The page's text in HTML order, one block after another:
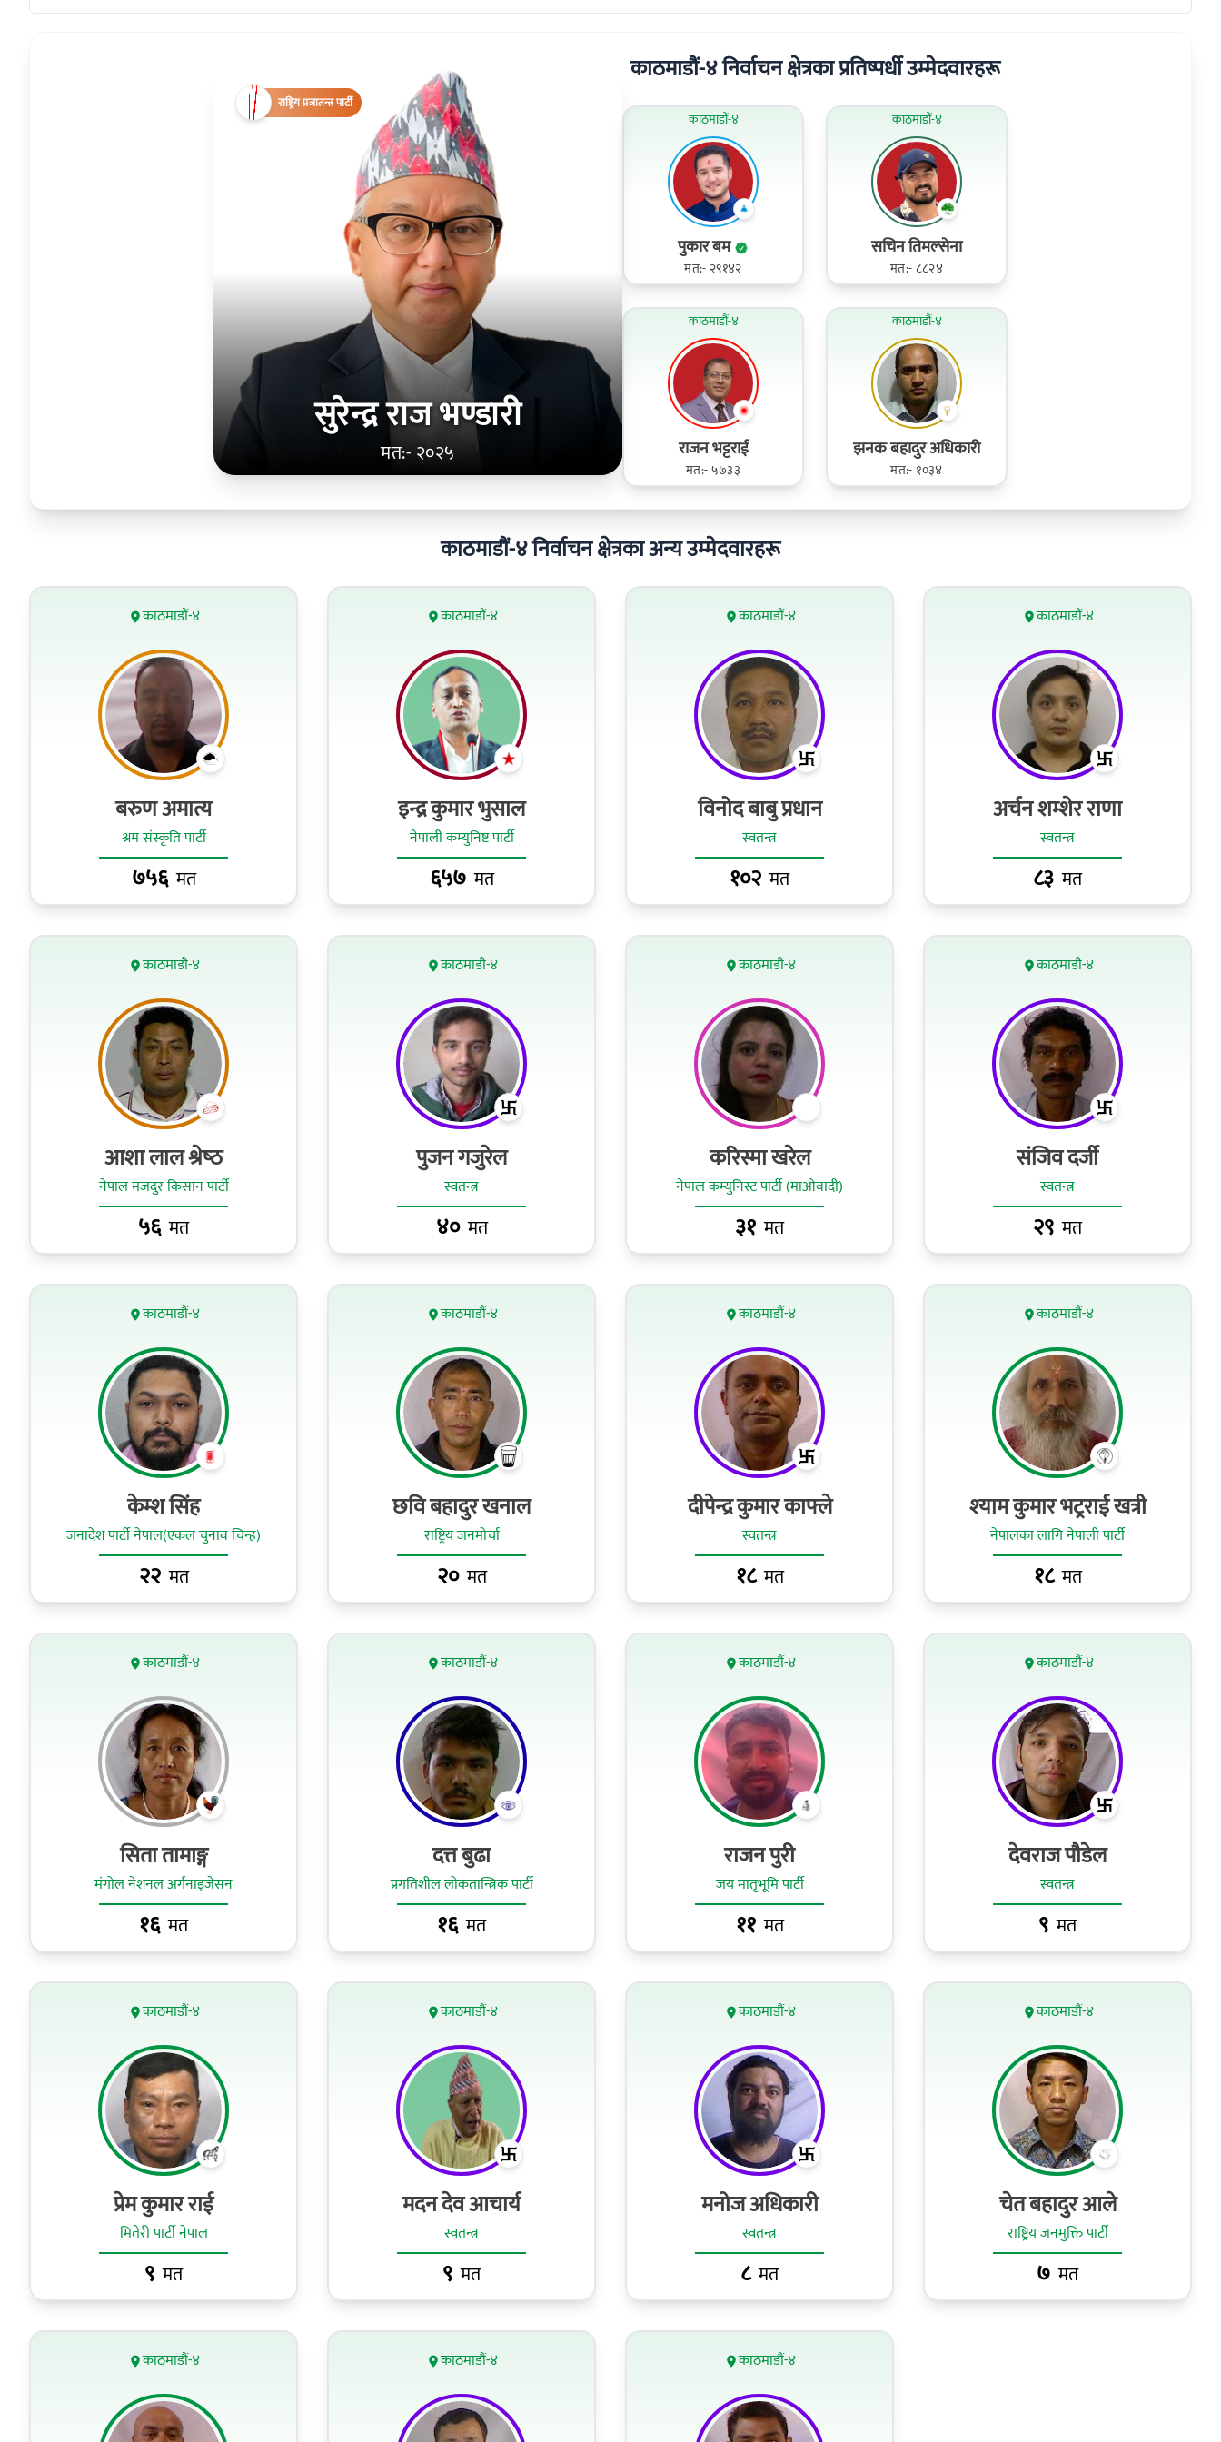
सुरेन्द्र राज भण्डारी
मत:- २०२५
राष्ट्रिय प्रजातन्त्र पार्टी
काठमाडौं-४ निर्वाचन क्षेत्रका प्रतिष्पर्धी उम्मेदवारहरू
काठमाडौं-४
पुकार बम
मत:- २९१४२
काठमाडौं-४
सचिन तिमल्सेना
मत:- ८८२४
काठमाडौं-४
राजन भट्टराई
मत:- ५७३३
काठमाडौं-४
झनक बहादुर अधिकारी
मत:- १०३४
काठमाडौं-४ निर्वाचन क्षेत्रका अन्य उम्मेदवारहरू
काठमाडौं-४
बरुण अमात्य
श्रम संस्कृति पार्टी
७५६ मत
काठमाडौं-४
इन्द्र कुमार भुसाल
नेपाली कम्युनिष्ट पार्टी
६५७ मत
काठमाडौं-४
विनोद बाबु प्रधान
स्वतन्त्र
१०२ मत
काठमाडौं-४
अर्चन शम्शेर राणा
स्वतन्त्र
८३ मत
काठमाडौं-४
आशा लाल श्रेष्‍ठ
नेपाल मजदुर किसान पार्टी
५६ मत
काठमाडौं-४
पुजन गजुरेल
स्वतन्त्र
४० मत
काठमाडौं-४
करिस्मा खरेल
नेपाल कम्युनिस्ट पार्टी (माओवादी)
३१ मत
काठमाडौं-४
संजिव दर्जी
स्वतन्त्र
२९ मत
काठमाडौं-४
केम्श सिंह
जनादेश पार्टी नेपाल(एकल चुनाव चिन्ह)
२२ मत
काठमाडौं-४
छवि बहादुर खनाल
राष्ट्रिय जनमोर्चा
२० मत
काठमाडौं-४
दीपेन्द्र कुमार काफ्ले
स्वतन्त्र
१८मत
काठमाडौं-४
श्‍याम कुमार भट्रराई खत्री
नेपालका लागि नेपाली पार्टी
१८मत
काठमाडौं-४
सिता तामाङ्ग
मंगोल नेशनल अर्गनाइजेसन
१६ मत
काठमाडौं-४
दत्त बुढा
प्रगतिशील लोकतान्त्रिक पार्टी
१६ मत
काठमाडौं-४
राजन पुरी
जय मातृभूमि पार्टी
११ मत
काठमाडौं-४
देवराज पौडेल
स्वतन्त्र
९ मत
काठमाडौं-४
प्रेम कुमार राई
मितेरी पार्टी नेपाल
९ मत
काठमाडौं-४
मदन देव आचार्य
स्वतन्त्र
९ मत
काठमाडौं-४
मनोज अधिकारी
स्वतन्त्र
८ मत
काठमाडौं-४
चेत बहादुर आले
राष्ट्रिय जनमुक्ति पार्टी
७ मत
काठमाडौं-४ काठमाडौं-४ काठमाडौं-४